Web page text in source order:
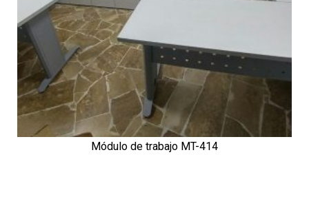
Módulo de trabajo MT-414